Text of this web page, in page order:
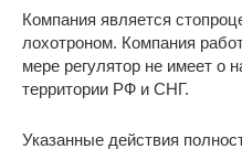
Компания является
лохотроном. Компания
мере регулятор не имеет о
территории РФ и СНГ.
Указанные действия